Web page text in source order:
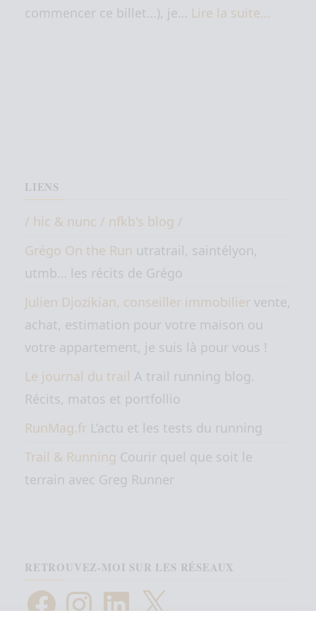
commencer ce billet…), je… Lire la suite…
LIENS
/ hic & nunc / nfkb's blog /
Grégo On the Run utratrail, saintélyon,
utmb… les récits de Grégo
Julien Djozikian, conseiller immobilier vente,
achat, estimation pour votre maison ou
votre appartement, je suis là pour vous !
Le journal du trail A trail running blog.
Récits, matos et portfollio
RunMag.fr L’actu et les tests du running
Trail & Running Courir quel que soit le
terrain avec Greg Runner
RETROUVEZ-MOI SUR LES RÉSEAUX
FacebookInstagramLinkedIn
X